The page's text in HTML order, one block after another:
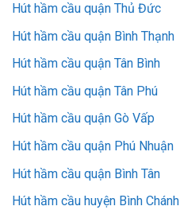
Hút hầm cầu quận Thủ Đức
Hút hầm cầu quận Bình Thạnh
Hút hầm cầu quận Tân Bình
Hút hầm cầu quận Tân Phú
Hút hầm cầu quận Gò Vấp
Hút hầm cầu quận Phú Nhuận
Hút hầm cầu quận Bình Tân
Hút hầm cầu huyện Bình Chánh